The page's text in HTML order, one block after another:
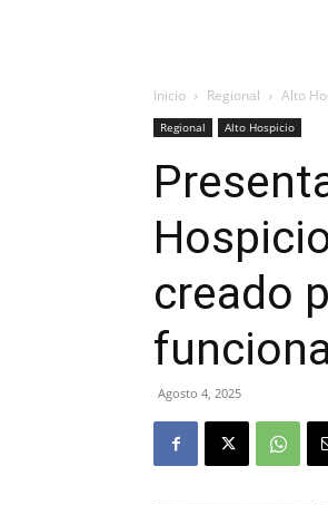
Inicio Regional Alto
Regional Alto Hospicio
creado
Agosto 4, 2025